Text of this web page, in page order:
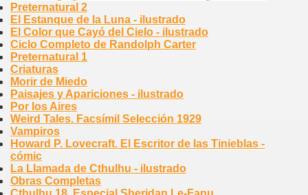
Preternatural 2
El Estanque de la Luna - ilustrado
El Color que Cayó del Cielo - ilustrado
Ciclo Completo de Randolph Carter
Preternatural 1
Criaturas
Morir de Miedo
Paisajes y Apariciones - ilustrado
Por los Aires
Weird Tales. Facsímil Selección 1929
Vampiros
Howard P. Lovecraft. El Escritor de las Tinieblas -
cómic
La Llamada de Cthulhu - ilustrado
Obras Completas